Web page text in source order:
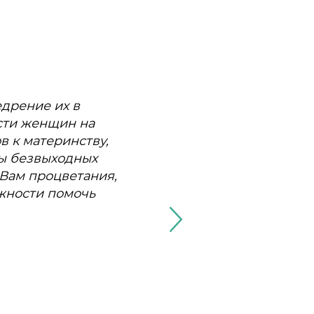
их в
женщин на
к материнству,
безвыходных
процветания,
помочь
Валиеву Р.К.
мне
меня прекрасная
и